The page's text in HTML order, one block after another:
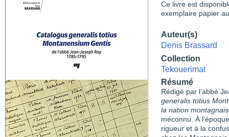
Ce livre est
exemplaire papier
Auteur(s)
Denis Brassard
Collection
Tekouerimat
Résumé
Rédigé par l’abbé
generalis totius
la nation
méconnu. À
rigueur et à la